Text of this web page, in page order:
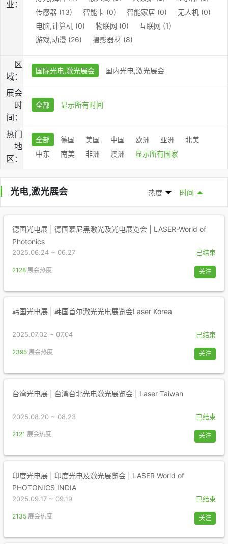
业：
传感器 (13)
智能卡 (0) 智能家居 (0)
无人机 (0)
电脑,计算机 (0)
物联网 (0)
互联网 (1)
游戏,动漫 (26)
摄影器材 (8)
区
域：
国际光电,激光展会 国内光电,激光展会
展会
时
间：
全部 显示所有时间
热门
地
区：
全部 德国 美国 中国 欧洲 亚洲
北美
中东
南美 非洲 澳洲 显示所有国家
光电,激光展会 热度 时间
德国光电展 | 德国慕尼黑激光及光电展览会 | LASER-World of
Photonics
2025.06.24 ~ 06.27 已结束
2128 展会热度 关注
韩国光电展 | 韩国首尔激光光电展览会Laser Korea
2025.07.02 ~ 07.04 已结束
2395 展会热度 关注
台湾光电展 | 台湾台北光电激光展览会 | Laser Taiwan
2025.08.20 ~ 08.23 已结束
2121 展会热度 关注
印度光电展 | 印度光电及激光展览会 | LASER World of
PHOTONICS INDIA
2025.09.17 ~ 09.19 已结束
2135 展会热度 关注